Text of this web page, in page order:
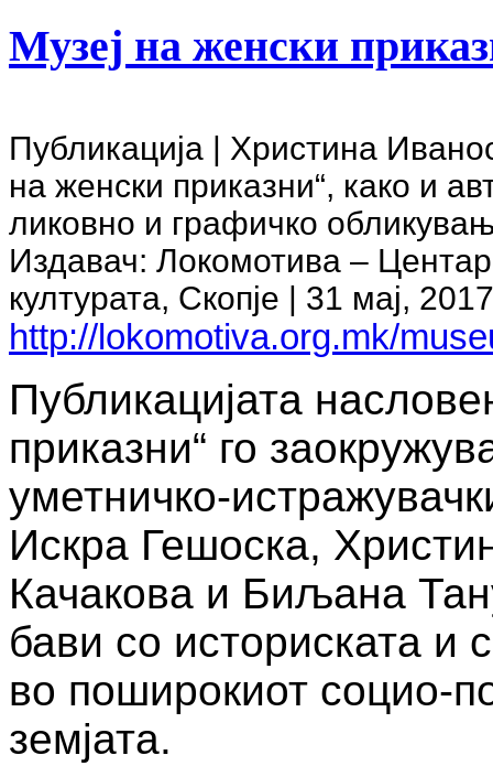
Музeј на женски
Публикација | Христина
на женски приказни“, како и
ликовно и графичко
Издавач: Локомотива –
културата, Скопје | 31 мај,
http://lokomotiva.org.mk/
Публикацијата
приказни“ го
уметничко-
Искра Гешоска,
Качакова и Биљана
бави со историската и
во поширокиот социо-
земјата.